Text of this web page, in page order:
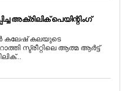
അക്രിലിക് പെയിന്റിംഗ്
കലേഷ് കലയുടെ
സ്ട്രീറ്റിലെ ആത്മ ആർട്ട്